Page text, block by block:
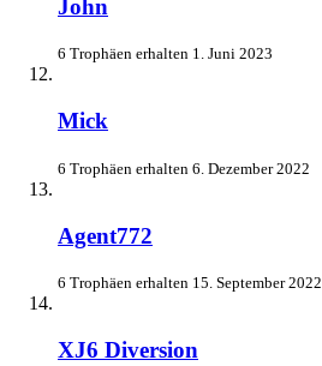
John
6 Trophäen erhalten 1. Juni 2023
Mick
6 Trophäen erhalten 6. Dezember 2022
Agent772
6 Trophäen erhalten 15. September 2022
XJ6 Diversion